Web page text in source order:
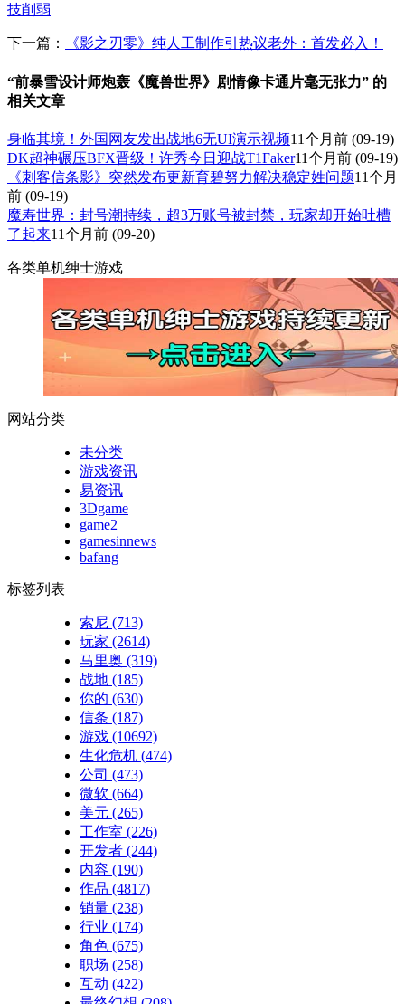
技削弱
下一篇： 《影之刃零》纯人工制作引热议老外：首发必入！
“前暴雪设计师炮轰《魔兽世界》剧情像卡通片毫无张力” 的
相关文章
身临其境！外国网友发出战地6无UI演示视频11个月前 (09-19)
DK超神碾压BFX晋级！许秀今日迎战T1Faker11个月前 (09-19)
《刺客信条影》突然发布更新育碧努力解决稳定姓问题11个月
前 (09-19)
魔寿世界：封号潮持续，超3万账号被封禁，玩家却开始吐槽
了起来11个月前 (09-20)
各类单机绅士游戏
网站分类
未分类
游戏资讯
易资讯
3Dgame
game2
gamesinnews
bafang
标签列表
索尼 (713)
玩家 (2614)
马里奥 (319)
战地 (185)
你的 (630)
信条 (187)
游戏 (10692)
生化危机 (474)
公司 (473)
微软 (664)
美元 (265)
工作室 (226)
开发者 (244)
内容 (190)
作品 (4817)
销量 (238)
行业 (174)
角色 (675)
职场 (258)
互动 (422)